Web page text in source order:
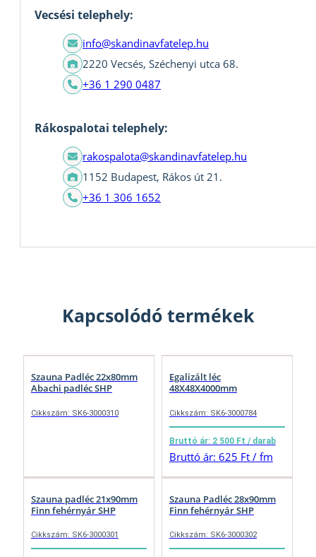
Vecsési telephely:
info@skandinavfatelep.hu
2220 Vecsés, Széchenyi utca 68.
+36 1 290 0487
Rákospalotai telephely:
rakospalota@skandinavfatelep.hu
1152 Budapest, Rákos út 21.
+36 1 306 1652
Kapcsolódó termékek
Szauna Padléc 22x80mm
Abachi padléc SHP
Cikkszám: SK6-3000310
Egalizált léc
48X48X4000mm
Cikkszám: SK6-3000784
Bruttó ár: 2 500 Ft / darab
Bruttó ár: 625 Ft / fm
Szauna padléc 21x90mm
Finn fehérnyár SHP
Cikkszám: SK6-3000301
Szauna Padléc 28x90mm
Finn fehérnyár SHP
Cikkszám: SK6-3000302